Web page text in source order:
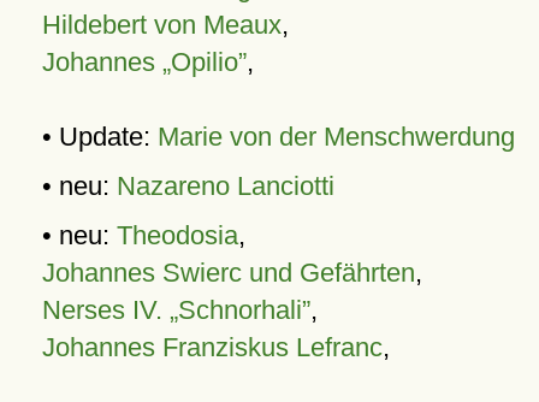
Hildebert von Meaux,
Johannes „Opilio”,
• Update: Marie von der Menschwerdung
• neu: Nazareno Lanciotti
• neu: Theodosia,
Johannes Swierc und Gefährten,
Nerses IV. „Schnorhali”,
Johannes Franziskus Lefranc,